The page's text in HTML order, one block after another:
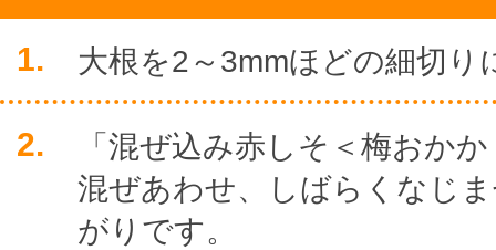
1. 大根を2～3mmほどの細切り
2.
「混ぜ込み赤しそ＜梅おか
混ぜあわせ、しばらくなじ
がりです。